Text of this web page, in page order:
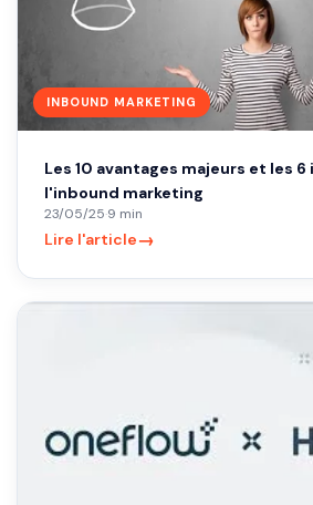
INBOUND MARKETING
Les 10 avantages majeurs et les
l'inbound marketing
23/05/25·9 min
Lire l'article→